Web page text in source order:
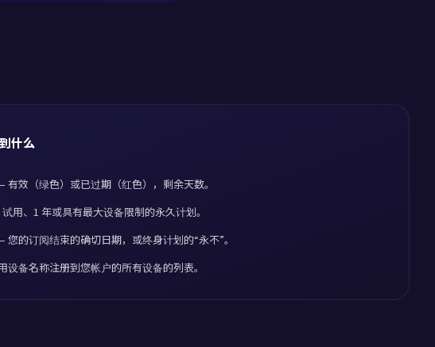
什么
有效（绿色）或已过期（红色），剩余天数。
用、1 年或具有最大设备限制的永久计划。
您的订阅结束的确切日期，或终身计划的“永不”。
设备名称注册到您帐户的所有设备的列表。